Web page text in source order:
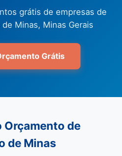
grátis de empresas de
Minas, Minas Gerais
Grátis
Orçamento de
de Minas